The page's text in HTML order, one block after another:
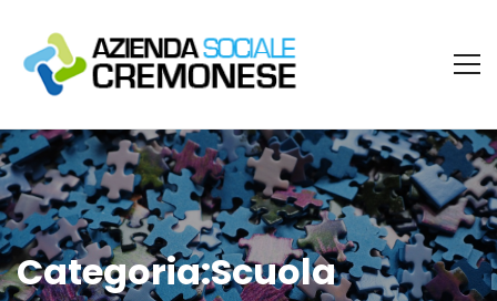
Categoria:Scuola